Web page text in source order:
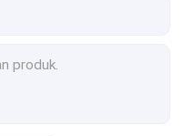
Steel